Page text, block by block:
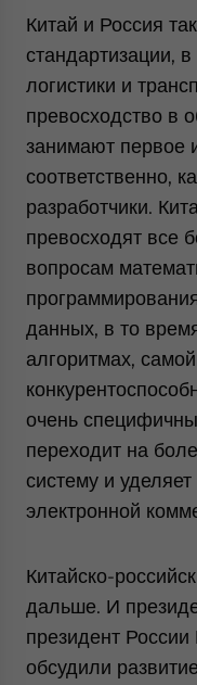
Китай и Россия
стандартизации,
логистики и
превосходство в
занимают первое
соответственно,
разработчики.
превосходят все
вопросам
данных, в то
алгоритмах,
очень
переходит на
систему и
электронной
Китайско-
дальше. И
президент
обсудили